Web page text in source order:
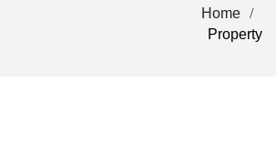
Home
Property